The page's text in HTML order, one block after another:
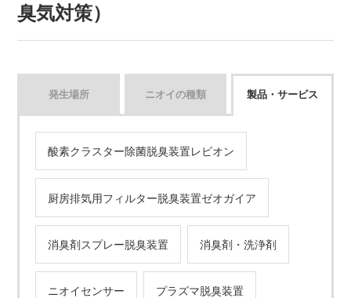
臭気対策）
発生場所 ニオイの種類 製品・サービス
酸素クラスター除菌脱臭装置レビオン
厨房排気用フィルター脱臭装置ゼオガイア
消臭剤スプレー脱臭装置 消臭剤・洗浄剤
ニオイセンサー プラズマ脱臭装置